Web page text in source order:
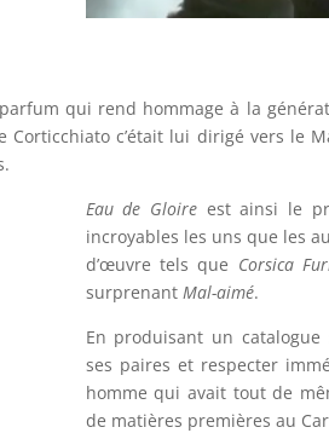
qui rend hommage à la
c’était lui dirigé vers le
Eau de Gloireest ainsi le
incroyables les uns que les
d’œuvre tels que Corsica
surprenant Mal-aimé.
En produisant un
ses paires et respecter
homme qui avait tout de
de matières premières au